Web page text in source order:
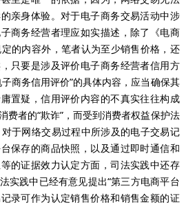
亲身体验。对于电子商务交易活动中涉
商务经营者理应如实描述，除了《电商
的内容外，笔者认为至少销售价格，还
只要是涉及评价电子商务经营者信用方
商务信用评价”的具体内容，应当确保其
置疑，信用评价内容的不真实往往构成
费者的“欺诈”，而受到消费者权益保护法
于网络交易过程中所涉及的电子交易记
保存的商品快照，以及通过即时通信和
的证据效力认定方面，司法实践中还存
实践中已经有意见提出“第三方电商平台
录可作为认定销售价格和销售金额的证